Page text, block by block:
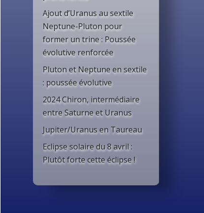
Ajout d’Uranus au sextile
Neptune-Pluton pour
former un trine : Poussée
évolutive renforcée
Pluton et Neptune en sextile
: poussée évolutive
2024 Chiron, intermédiaire
entre Saturne et Uranus
Jupiter/Uranus en Taureau
Eclipse solaire du 8 avril :
Plutôt forte cette éclipse !